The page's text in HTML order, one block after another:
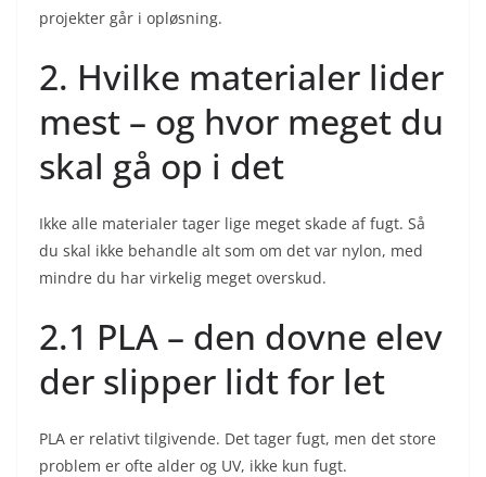
projekter går i opløsning.
2. Hvilke materialer lider
mest – og hvor meget du
skal gå op i det
Ikke alle materialer tager lige meget skade af fugt. Så
du skal ikke behandle alt som om det var nylon, med
mindre du har virkelig meget overskud.
2.1 PLA – den dovne elev
der slipper lidt for let
PLA er relativt tilgivende. Det tager fugt, men det store
problem er ofte alder og UV, ikke kun fugt.